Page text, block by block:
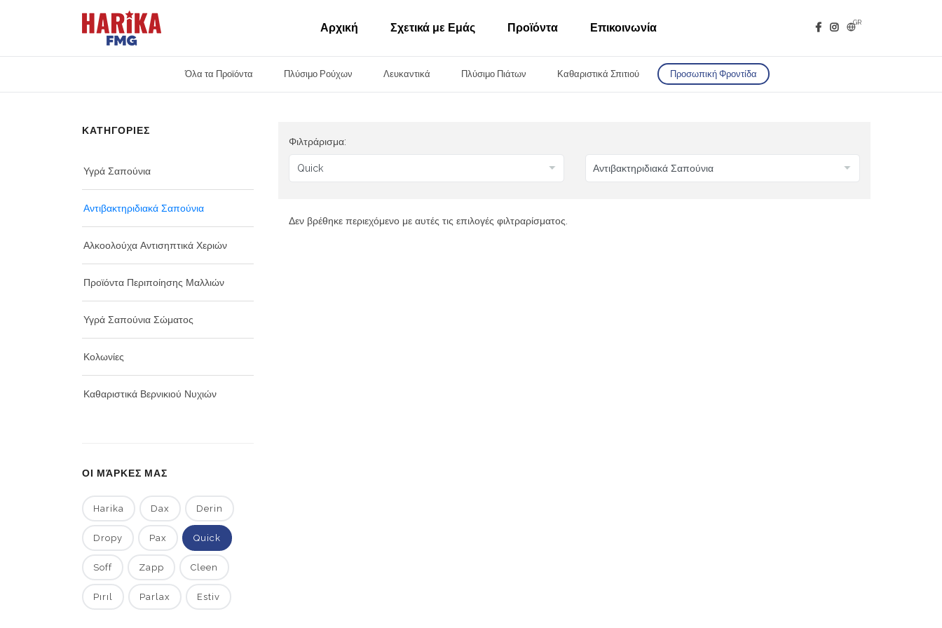
GR
Αρχική Σχετικά με Εμάς Προϊόντα Επικοινωνία
Όλα τα Προϊόντα Πλύσιμο Ρούχων Λευκαντικά Πλύσιμο Πιάτων Καθαριστικά Σπιτιού Προσωπική Φροντίδα
Φιλτράρισμα:
Δεν βρέθηκε περιεχόμενο με αυτές τις επιλογές φιλτραρίσματος.
ΚΑΤΗΓΟΡΙΕΣ
Υγρά Σαπούνια
Αντιβακτηριδιακά Σαπούνια
Αλκοολούχα Αντισηπτικά Χεριών
Προϊόντα Περιποίησης Μαλλιών
Υγρά Σαπούνια Σώματος
Κολωνίες
Καθαριστικά Βερνικιού Νυχιών
ΟΙ ΜΆΡΚΕΣ ΜΑΣ
Harika Dax Derin
Dropy Pax Quick
Soff Zapp Cleen
Pırıl Parlax Estiv